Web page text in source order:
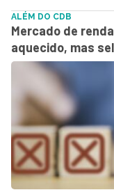
ALÉM DO CDB
Mercado de
aquecido, mas